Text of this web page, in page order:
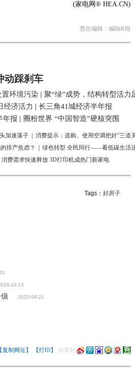
(家电网® HEA.CN)
责任编辑：编辑K组
动踩刹车
环境污染 | 聚“绿”成势，结构转型活力
经济活力 | 长三角41城经济半年报
年报 | 圈粉世界 “中国智造”硬核突围
加速落子
消费提示：选购、使用空调把好“三道
排产焦虑？
绿色转型 全民同行——看低碳生活
消费需求快速释放 3D打印机成热门新家电
Tags： 好房子
10-13
2025-08-21
【复制网址】 【打印】 分享到